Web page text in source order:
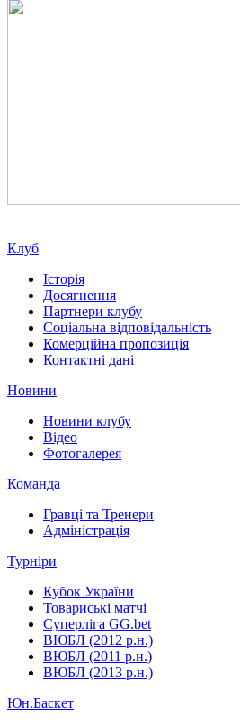
Клуб
Історія
Досягнення
Партнери клубу
Соціальна відповідальність
Комерційна пропозиція
Контактні дані
Новини
Новини клубу
Відео
Фотогалерея
Команда
Гравці та Тренери
Адміністрація
Турніри
Кубок України
Товариські матчі
Суперліга GG.bet
ВЮБЛ (2012 р.н.)
ВЮБЛ (2011 р.н.)
ВЮБЛ (2013 р.н.)
Юн.Баскет